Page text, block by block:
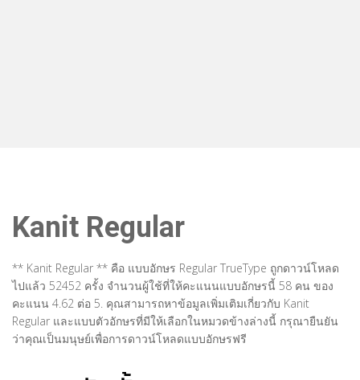
Kanit Regular
** Kanit Regular ** คือ แบบอักษร Regular TrueType ถูกดาวน์โหลด
ไปแล้ว 52452 ครั้ง จำนวนผู้ใช้ที่ให้คะแนนแบบอักษรนี้ 58 คน ของ
คะแนน 4.62 ต่อ 5. คุณสามารถหาข้อมูลเพิ่มเติมเกี่ยวกับ Kanit
Regular และแบบตัวอักษรที่มีให้เลือกในหมวดข้างล่างนี้ กรุณายืนยัน
ว่าคุณเป็นมนุษย์เพื่อการดาวน์โหลดแบบอักษรฟรี